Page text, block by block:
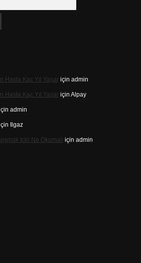
Hasta Kaç Yıl Yaşariçin admin
Hasta Kaç Yıl Yaşariçin Alpay
admin
Ilgaz
Için Ne Okumalı için admin